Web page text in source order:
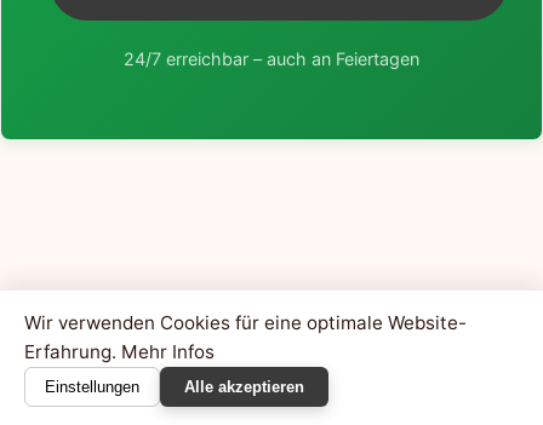
24/7 erreichbar – auch an Feiertagen
Wir verwenden Cookies für eine optimale Website-
Erfahrung. Mehr Infos
Einstellungen Alle akzeptieren